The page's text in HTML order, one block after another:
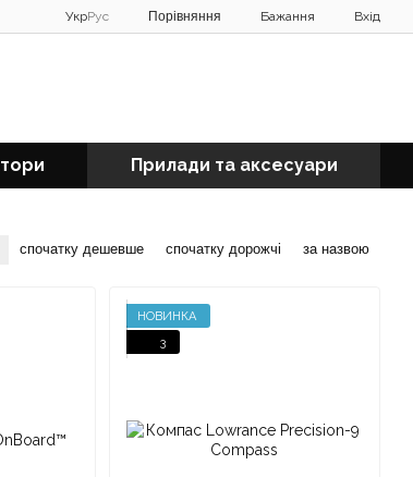
УкрРус Порівняння Бажання Вхід
Прилади та аксесуари
спочатку дешевше спочатку дорожчі за назвою
НОВИНКА
3